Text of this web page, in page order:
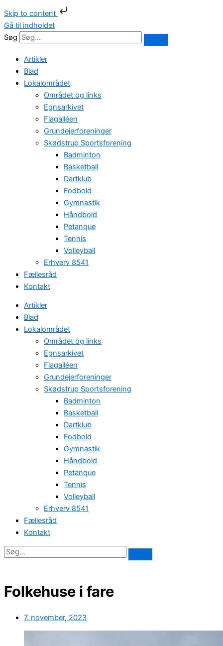
Skip to content
Gå til indholdet
Søg
Artikler
Blad
Lokalområdet
Området og links
Egnsarkivet
Flagalléen
Grundejerforeninger
Skødstrup Sportsforening
Badminton
Basketball
Dartklub
Fodbold
Gymnastik
Håndbold
Petanque
Tennis
Volleyball
Erhverv 8541
Fællesråd
Kontakt
Artikler
Blad
Lokalområdet
Området og links
Egnsarkivet
Flagalléen
Grundejerforeninger
Skødstrup Sportsforening
Badminton
Basketball
Dartklub
Fodbold
Gymnastik
Håndbold
Petanque
Tennis
Volleyball
Erhverv 8541
Fællesråd
Kontakt
Folkehuse i fare
7. november, 2023